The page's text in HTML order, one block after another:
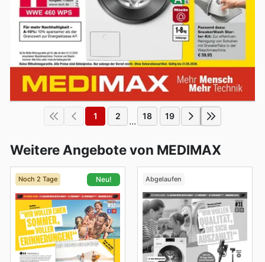
1 2 ... 18 19
Weitere Angebote von MEDIMAX
Noch 2 Tage Neu! Abgelaufen